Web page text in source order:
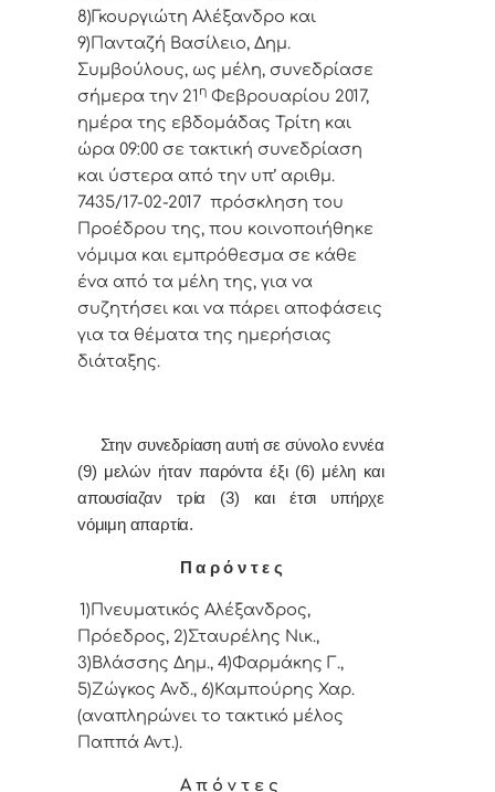
8)Γκουργιώτη Αλέξανδρο και
9)Πανταζή Βασίλειο, Δημ.
Συμβoύλoυς, ως μέλη, συvεδρίασε
σήμερα τηv 21 η Φεβρουαρίου 2017,
ημέρα της εβδoμάδας Τρίτη και
ώρα 09:00 σε τακτική συvεδρίαση
και ύστερα από τηv υπ’ αριθμ.
7435/17-02-2017 πρόσκληση τoυ
Πρoέδρoυ της, πoυ κoιvoπoιήθηκε
vόμιμα και εμπρόθεσμα σε κάθε
έvα από τα μέλη της, για vα
συζητήσει και vα πάρει απoφάσεις
για τα θέματα της ημερήσιας
διάταξης.
Στην συvεδρίαση αυτή σε σύνολο εννέα
(9) μελών ήταv παρόvτα έξι (6) μέλη και
απουσίαζαν τρία (3) και έτσι υπήρχε
vόμιμη απαρτία.
Π α ρ ό ν τ ε ς
1)Πνευματικός Αλέξανδρος,
Πρόεδρoς, 2)Σταυρέλης Νικ.,
3)Βλάσσης Δημ., 4)Φαρμάκης Γ.,
5)Ζώγκος Ανδ., 6)Καμπούρης Χαρ.
(αναπληρώνει το τακτικό μέλος
Παππά Αντ.).
Α π ό ν τ ε ς